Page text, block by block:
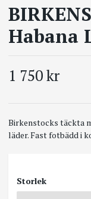
Habana
1 750 kr
Birkenstocks täckta
läder. Fast fotbädd i
Storlek